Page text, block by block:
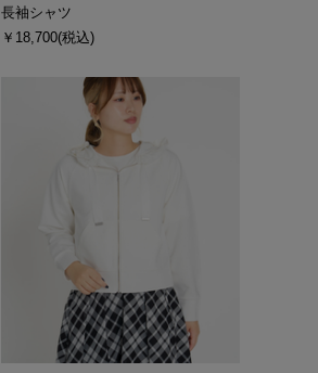
長袖シャツ
￥18,700(税込)